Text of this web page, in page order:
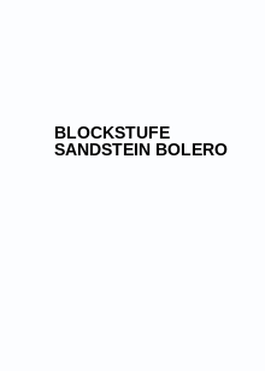
BLOCKSTUFE
SANDSTEIN BOLERO